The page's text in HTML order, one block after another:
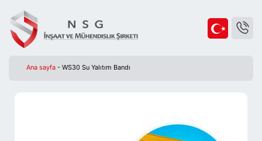
Ana sayfa - WS30 Su Yalıtım Bandı